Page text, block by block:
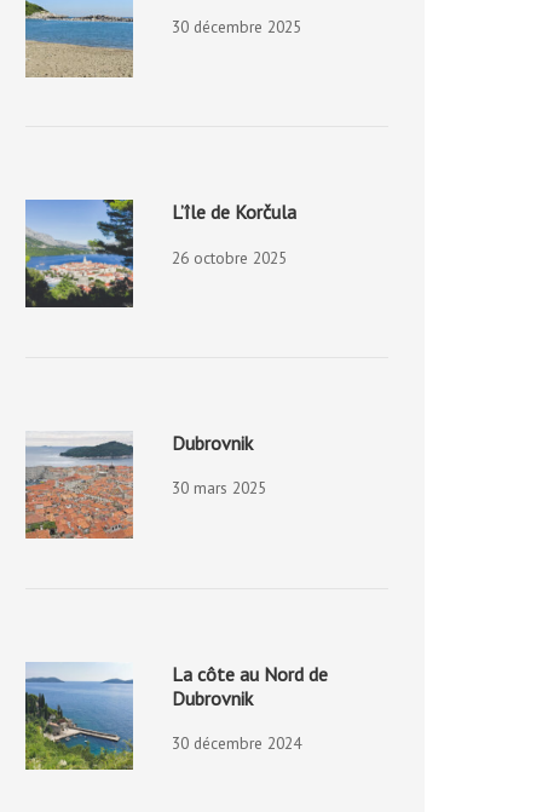
30 décembre 2025
L’île de Korčula
26 octobre 2025
Dubrovnik
30 mars 2025
La côte au Nord de
Dubrovnik
30 décembre 2024